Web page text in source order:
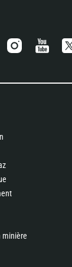
minière